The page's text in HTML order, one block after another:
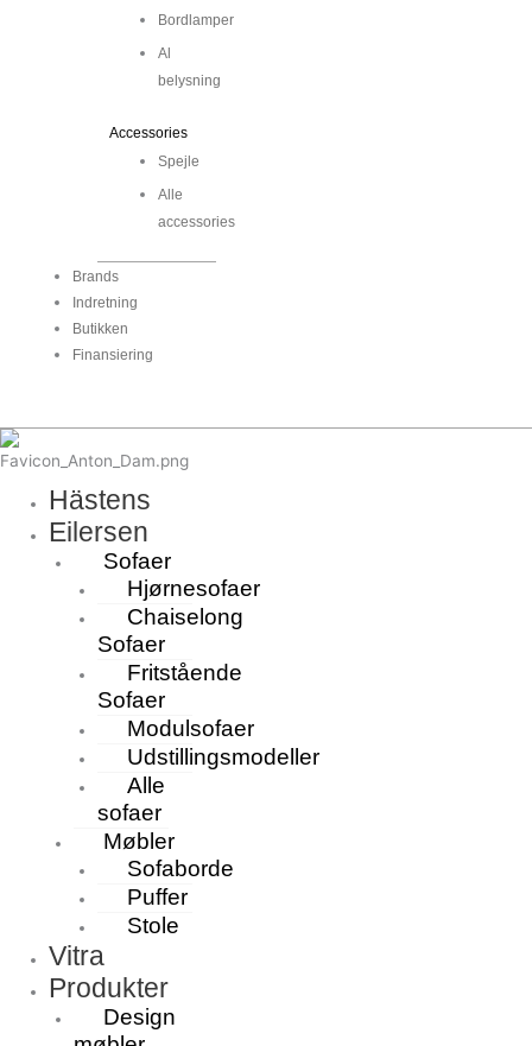
Bordlamper
Al
belysning
Accessories
Spejle
Alle
accessories
Brands
Indretning
Butikken
Finansiering
Hästens
Eilersen
Sofaer
Hjørnesofaer
Chaiselong
Sofaer
Fritstående
Sofaer
Modulsofaer
Udstillingsmodeller
Alle
sofaer
Møbler
Sofaborde
Puffer
Stole
Vitra
Produkter
Design